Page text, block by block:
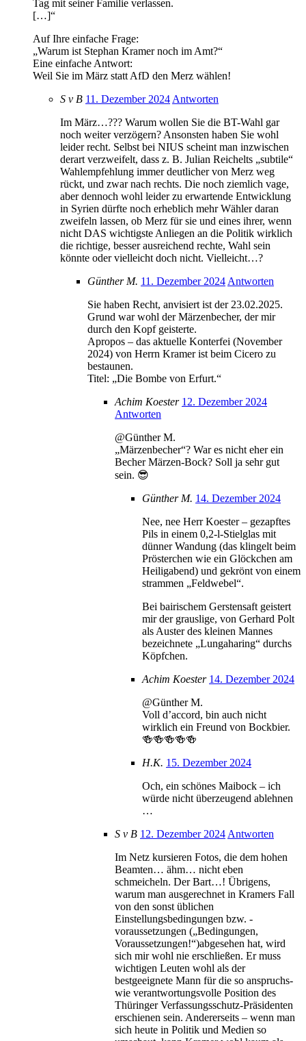
Tag mit seiner Familie verlassen.
[…]“
Auf Ihre einfache Frage:
„Warum ist Stephan Kramer noch im Amt?“
Eine einfache Antwort:
Weil Sie im März statt AfD den Merz wählen!
S v B 11. Dezember 2024 Antworten
Im März…??? Warum wollen Sie die BT-Wahl gar
noch weiter verzögern? Ansonsten haben Sie wohl
leider recht. Selbst bei NIUS scheint man inzwischen
derart verzweifelt, dass z. B. Julian Reichelts „subtile“
Wahlempfehlung immer deutlicher von Merz weg
rückt, und zwar nach rechts. Die noch ziemlich vage,
aber dennoch wohl leider zu erwartende Entwicklung
in Syrien dürfte noch erheblich mehr Wähler daran
zweifeln lassen, ob Merz für sie und eines ihrer, wenn
nicht DAS wichtigste Anliegen an die Politik wirklich
die richtige, besser ausreichend rechte, Wahl sein
könnte oder vielleicht doch nicht. Vielleicht…?
Günther M. 11. Dezember 2024 Antworten
Sie haben Recht, anvisiert ist der 23.02.2025.
Grund war wohl der Märzenbecher, der mir
durch den Kopf geisterte.
Apropos – das aktuelle Konterfei (November
2024) von Herrn Kramer ist beim Cicero zu
bestaunen.
Titel: „Die Bombe von Erfurt.“
Achim Koester 12. Dezember 2024
Antworten
@Günther M.
„Märzenbecher“? War es nicht eher ein
Becher Märzen-Bock? Soll ja sehr gut
sein. 😎
Günther M. 14. Dezember 2024
Nee, nee Herr Koester – gezapftes
Pils in einem 0,2-l-Stielglas mit
dünner Wandung (das klingelt beim
Prösterchen wie ein Glöckchen am
Heiligabend) und gekrönt von einem
strammen „Feldwebel“.
Bei bairischem Gerstensaft geistert
mir der grauslige, von Gerhard Polt
als Auster des kleinen Mannes
bezeichnete „Lungaharing“ durchs
Köpfchen.
Achim Koester 14. Dezember 2024
@Günther M.
Voll d’accord, bin auch nicht
wirklich ein Freund von Bockbier.
🍻🍻🍻🍻🍻
H.K. 15. Dezember 2024
Och, ein schönes Maibock – ich
würde nicht überzeugend ablehnen
…
S v B 12. Dezember 2024 Antworten
Im Netz kursieren Fotos, die dem hohen
Beamten… ähm… nicht eben
schmeicheln. Der Bart…! Übrigens,
warum man ausgerechnet in Kramers Fall
von den sonst üblichen
Einstellungsbedingungen bzw. -
voraussetzungen („Bedingungen,
Voraussetzungen!“)abgesehen hat, wird
sich mir wohl nie erschließen. Er muss
wichtigen Leuten wohl als der
bestgeeignete Mann für die so anspruchs-
wie verantwortungsvolle Position des
Thüringer Verfassungsschutz-Präsidenten
erschienen sein. Andererseits – wenn man
sich heute in Politik und Medien so